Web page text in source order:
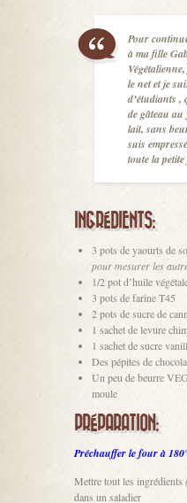
Pour
à ma fille
le net et je
d’étudiants ,
de gâteau
lait, sans
suis
toute la
INGRÉDIENTS:
3 pots de yaourts de
pour mesurer les
1/2 pot d’huile
3 pots de farine T45
2 pots de sucre de
1 sachet de levure
1 sachet de sucre
Des pépites de
Un peu de beurre
moule
PRÉPARATION:
Préchauffer le four à
Mettre tout les ingrédients
dans un saladier